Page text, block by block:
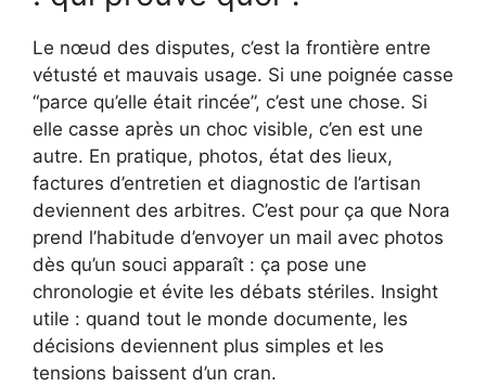
Le nœud des disputes, c’est la frontière entre
vétusté et mauvais usage. Si une poignée casse
“parce qu’elle était rincée”, c’est une chose. Si
elle casse après un choc visible, c’en est une
autre. En pratique, photos, état des lieux,
factures d’entretien et diagnostic de l’artisan
deviennent des arbitres. C’est pour ça que Nora
prend l’habitude d’envoyer un mail avec photos
dès qu’un souci apparaît : ça pose une
chronologie et évite les débats stériles. Insight
utile : quand tout le monde documente, les
décisions deviennent plus simples et les
tensions baissent d’un cran.